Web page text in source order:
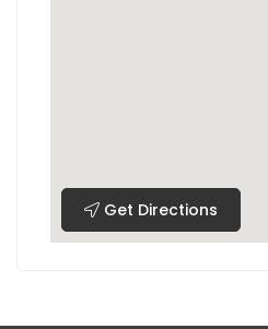
Get Directions